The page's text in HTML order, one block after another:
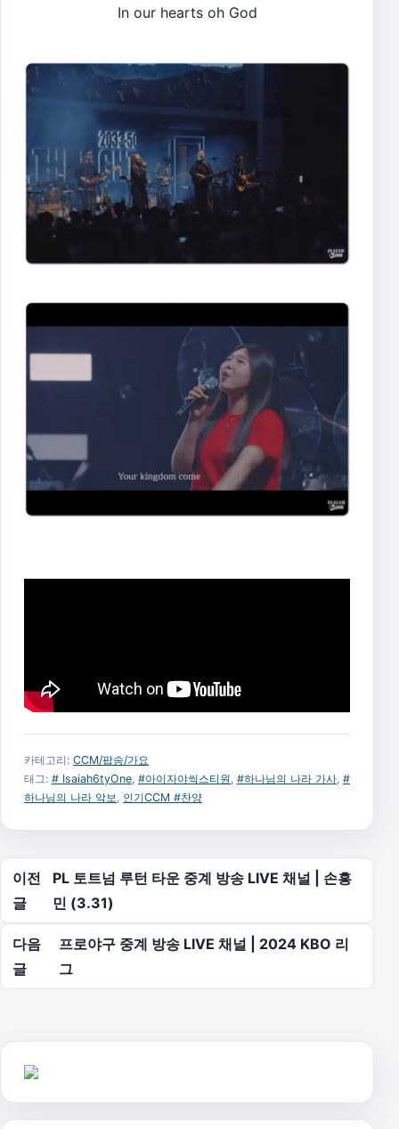
In our hearts oh God
카테고리: CCM/팝송/가요
태그: # Isaiah6tyOne #아이자야씩스티원 #하나님의 나라 가사 #
하나님의 나라 악보
인기CCM #찬양
글 탐색
이전
글
PL 토트넘 루턴 타운 중계 방송 LIVE 채널 | 손흥
민 (3.31)
다음
글
프로야구 중계 방송 LIVE 채널 | 2024 KBO 리
그